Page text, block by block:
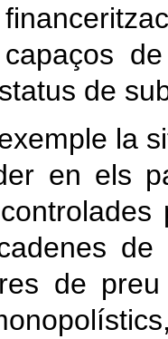
de
la
en els
de
de